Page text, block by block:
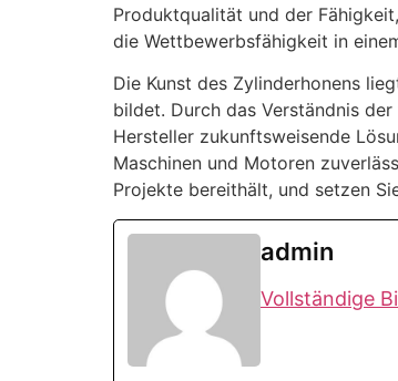
Produktqualität und der
die Wettbewerbsfähigkeit in
Die Kunst des Zylinderhonens
bildet. Durch das Verständnis
Hersteller zukunftsweisende
Maschinen und Motoren
Projekte bereithält, und setzen
admin
Vollständige